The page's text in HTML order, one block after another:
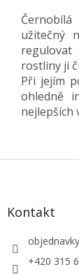
užitečný
rostliny ji
Při jejím
ohledně
nejlepších
Z
Kontakt
objednavky
+420 315